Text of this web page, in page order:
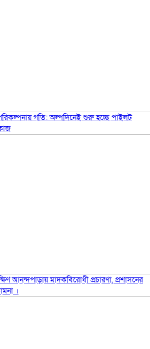
গতি: অল্পদিনেই শুরু হচ্ছে পাইলট
আনন্দপাড়ায় মাদকবিরোধী প্রচারণা, প্রশাসনের
‎।